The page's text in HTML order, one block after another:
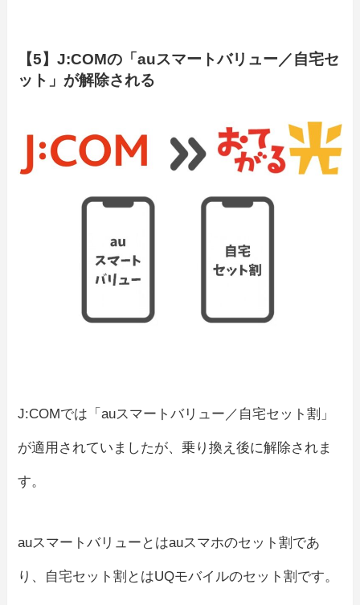
【5】J:COMの「auスマートバリュー／自宅セ
ット」が解除される
J:COMでは「auスマートバリュー／自宅セット割」
が適用されていましたが、乗り換え後に解除されま
す。
auスマートバリューとはauスマホのセット割であ
り、自宅セット割とはUQモバイルのセット割です。